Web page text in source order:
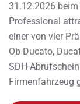
31.12.2026
Professional
einer von vier
Ob Ducato,
SDH-
Firmenfahrzeug